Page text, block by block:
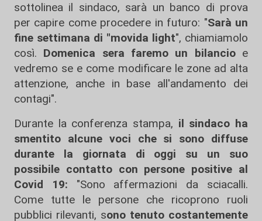
sottolinea il sindaco, sarà un banco di prova
per capire come procedere in futuro: "Sarà un
fine settimana di "movida light", chiamiamolo
così. Domenica sera faremo un bilancioe
vedremo se e come modificare le zone ad alta
attenzione, anche in base all'andamento dei
contagi".
Durante la conferenza stampa, il sindaco ha
smentito alcune voci che si sono diffuse
durante la giornata di oggi su un suo
possibile contatto con persone positive al
Covid 19: "Sono affermazioni da sciacalli.
Come tutte le persone che ricoprono ruoli
pubblici rilevanti, sono tenuto costantemente